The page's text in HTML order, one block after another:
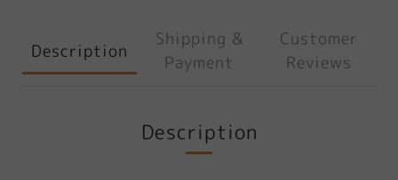
Description
Shipping &
Payment
Customer
Reviews
Description